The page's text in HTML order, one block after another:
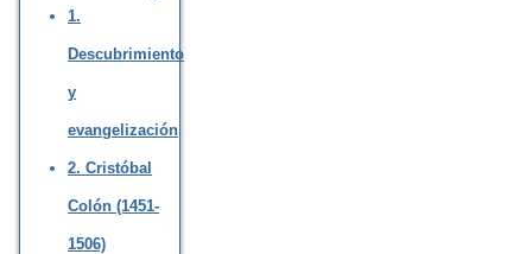
1.
Descubrimiento
y
evangelización
2. Cristóbal
Colón (1451-
1506)